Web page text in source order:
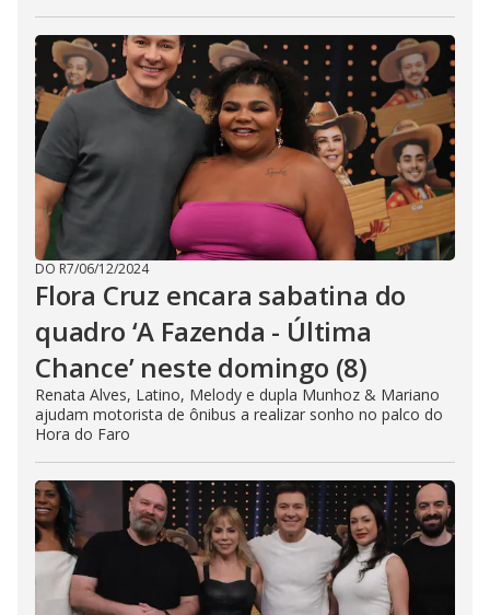
DO R7/06/12/2024
Flora Cruz encara sabatina do
quadro ‘A Fazenda - Última
Chance’ neste domingo (8)
Renata Alves, Latino, Melody e dupla Munhoz & Mariano
ajudam motorista de ônibus a realizar sonho no palco do
Hora do Faro